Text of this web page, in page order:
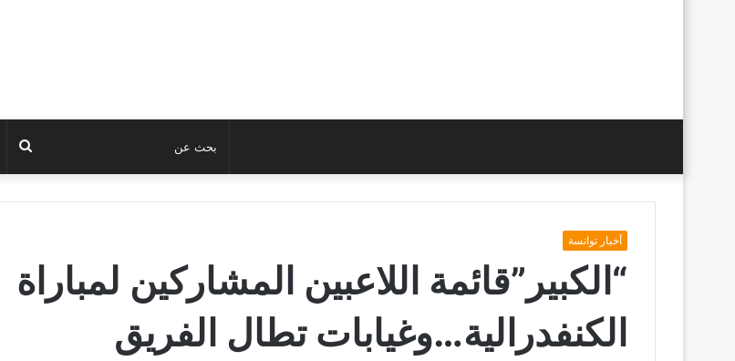
بحث
عن
أخبار توانسة
“الكبير”قائمة اللاعبين المشاركين لمباراة
الكنفدرالية…وغيابات تطال الفريق